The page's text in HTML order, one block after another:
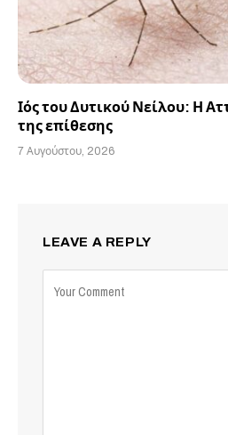
Ιός του Δυτικού Νείλου: Η
της επίθεσης
7 Αυγούστου, 2026
LEAVE A REPLY